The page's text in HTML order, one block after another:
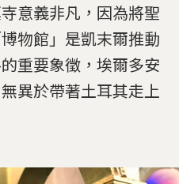
意義非凡，因為將聖
物館」是凱末爾推動
重要象徵，埃爾多安
異於帶著土耳其走上